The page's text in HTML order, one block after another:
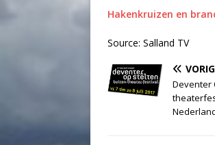
Hakenkruizen en
Source: Salland TV
Deventer